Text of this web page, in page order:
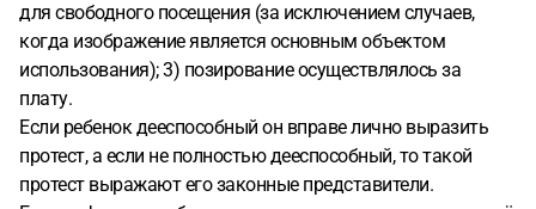
для свободного посещения (за исключением случаев,
когда изображение является основным объектом
использования); 3) позирование осуществлялось за
плату.
Если ребенок дееспособный он вправе лично выразить
протест, а если не полностью дееспособный, то такой
протест выражают его законные представители.